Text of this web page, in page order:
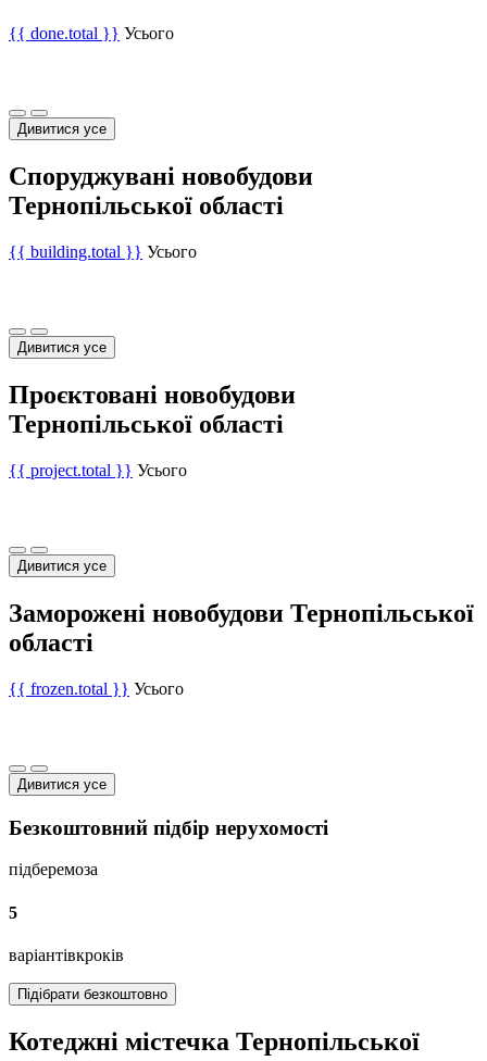
{{ done.total }} Усього
Дивитися усе
Споруджувані новобудови
Тернопільської області
{{ building.total }} Усього
Дивитися усе
Проєктовані новобудови
Тернопільської області
{{ project.total }} Усього
Дивитися усе
Заморожені новобудови Тернопільської
області
{{ frozen.total }} Усього
Дивитися усе
Безкоштовний підбір нерухомості
підберемоза
5
варіантівкроків
Підібрати безкоштовно
Котеджні містечка Тернопільської